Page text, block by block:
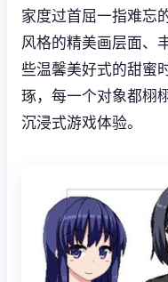
家度过首屈一指难忘
风格的精美画层面、
些温馨美好式的甜蜜
琢，每一个对象都栩
沉浸式游戏体验。